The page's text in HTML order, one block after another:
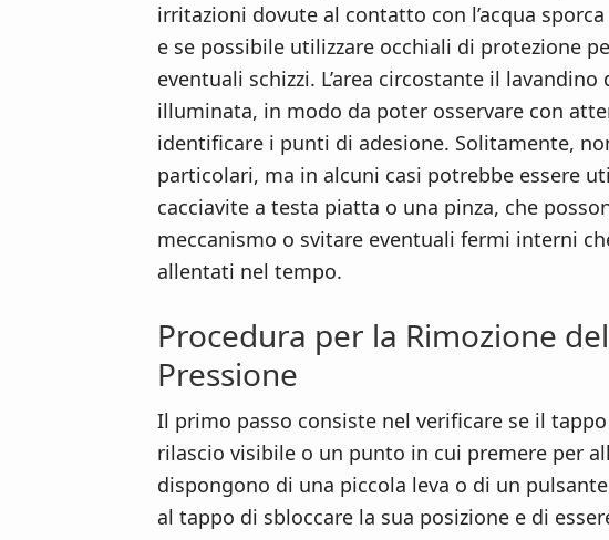
irritazioni dovute al contatto con l’acqua
e se possibile utilizzare occhiali di protezione
eventuali schizzi. L’area circostante il
illuminata, in modo da poter osservare con
identificare i punti di adesione. Solitamente,
particolari, ma in alcuni casi potrebbe essere
cacciavite a testa piatta o una pinza, che
meccanismo o svitare eventuali fermi interni
allentati nel tempo.
Procedura per la Rimozione
Pressione
Il primo passo consiste nel verificare se il
rilascio visibile o un punto in cui premere per
dispongono di una piccola leva o di un
al tappo di sbloccare la sua posizione e di